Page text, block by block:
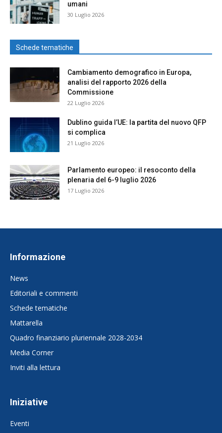
umani
30 Luglio 2026
Schede tematiche
Cambiamento demografico in Europa,
analisi del rapporto 2026 della
Commissione
22 Luglio 2026
Dublino guida l’UE: la partita del nuovo QFP
si complica
21 Luglio 2026
Parlamento europeo: il resoconto della
plenaria del 6-9 luglio 2026
17 Luglio 2026
Informazione
News
Editoriali e commenti
Schede tematiche
Mattarella
Quadro finanziario pluriennale 2028-2034
Media Corner
Inviti alla lettura
Iniziative
Eventi